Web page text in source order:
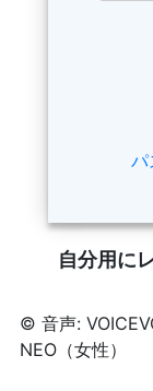
パ
自分用に
© 音声:
NEO（女性）